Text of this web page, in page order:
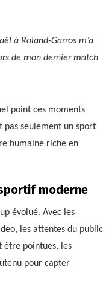
à Roland-Garros m’a
de mon dernier match
point ces moments
pas seulement un sport
humaine riche en
moderne
évolué. Avec les
les attentes du public
être pointues, les
pour capter